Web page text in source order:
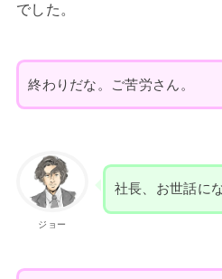
でした。
終わりだな。ご苦労さん。
ジョー
社長、お世話に